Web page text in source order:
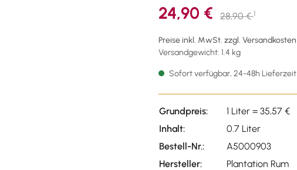
24,90 € 28,90 €1
Preise inkl. MwSt. zzgl. Versandkosten
Versandgewicht: 1.4 kg
Sofort verfügbar, 24-48h Lieferzeit
Grundpreis:
1 Liter = 35,57 €
Inhalt:
0.7 Liter
Bestell-Nr.:
A5000903
Hersteller:
Plantation Rum